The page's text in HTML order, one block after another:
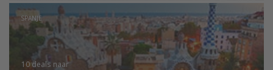
SPANJE
10 deals naar